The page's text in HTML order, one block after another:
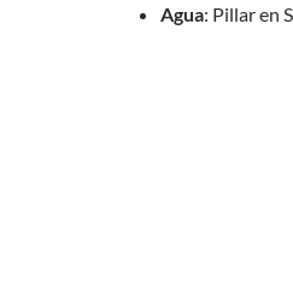
Agua: Pillar en